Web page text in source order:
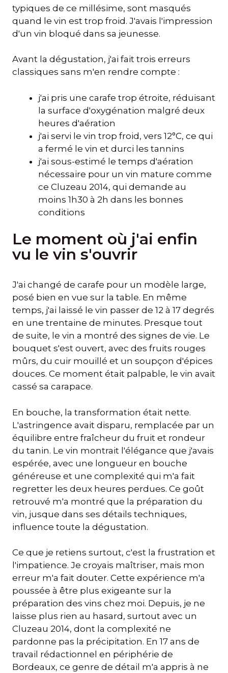
typiques de ce millésime, sont masqués
quand le vin est trop froid. J'avais l'impression
d'un vin bloqué dans sa jeunesse.
Avant la dégustation, j'ai fait trois erreurs
classiques sans m'en rendre compte :
j'ai pris une carafe trop étroite, réduisant
la surface d'oxygénation malgré deux
heures d'aération
j'ai servi le vin trop froid, vers 12°C, ce qui
a fermé le vin et durci les tannins
j'ai sous-estimé le temps d'aération
nécessaire pour un vin mature comme
ce Cluzeau 2014, qui demande au
moins 1h30 à 2h dans les bonnes
conditions
Le moment où j'ai enfin
vu le vin s'ouvrir
J'ai changé de carafe pour un modèle large,
posé bien en vue sur la table. En même
temps, j'ai laissé le vin passer de 12 à 17 degrés
en une trentaine de minutes. Presque tout
de suite, le vin a montré des signes de vie. Le
bouquet s'est ouvert, avec des fruits rouges
mûrs, du cuir mouillé et un soupçon d'épices
douces. Ce moment était palpable, le vin avait
cassé sa carapace.
En bouche, la transformation était nette.
L'astringence avait disparu, remplacée par un
équilibre entre fraîcheur du fruit et rondeur
du tanin. Le vin montrait l'élégance que j'avais
espérée, avec une longueur en bouche
généreuse et une complexité qui m'a fait
regretter les deux heures perdues. Ce goût
retrouvé m'a montré que la préparation du
vin, jusque dans ses détails techniques,
influence toute la dégustation.
Ce que je retiens surtout, c'est la frustration et
l'impatience. Je croyais maîtriser, mais mon
erreur m'a fait douter. Cette expérience m'a
poussée à être plus exigeante sur la
préparation des vins chez moi. Depuis, je ne
laisse plus rien au hasard, surtout avec un
Cluzeau 2014, dont la complexité ne
pardonne pas la précipitation. En 17 ans de
travail rédactionnel en périphérie de
Bordeaux, ce genre de détail m'a appris à ne